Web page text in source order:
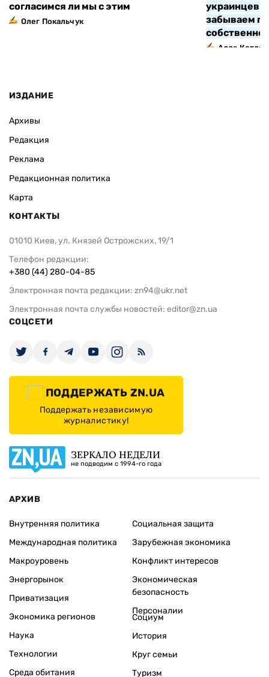
согласимся ли мы с этим
Олег Покальчук
украинцев
забываем
Алла Котляр
ИЗДАНИЕ
Архивы
Редакция
Реклама
Редакционная политика
Карта
КОНТАКТЫ
01010 Киев, ул. Князей Острожских, 19/1
Телефон редакции:
+380 (44) 280-04-85
Электронная почта редакции: zn94@ukr.net
Электронная почта службы новостей: editor@zn.ua
СОЦСЕТИ
ПОДДЕРЖАТЬ ZN.UA
Поддержать независимую
журналистику!
ЗЕРКАЛО НЕДЕЛИ
не подводим с 1994-го года
АРХИВ
Внутренняя политика
Международная политика
Макроуровень
Энергорынок
Приватизация
Экономика регионов
Социальная защита
Зарубежная экономика
Конфликт интересов
Экономическая
безопасность
Персоналии
Наука
Технологии
Среда обитания
Социум
История
Круг семьи
Туризм